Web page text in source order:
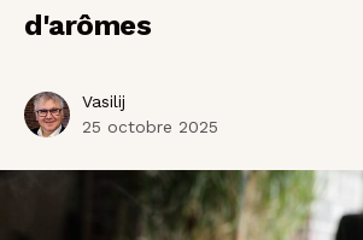
d'arômes
Vasilij
25 octobre 2025